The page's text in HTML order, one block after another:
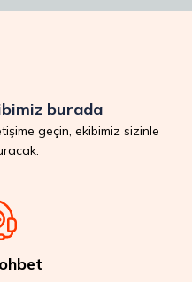
burada
geçin, ekibimiz sizinle